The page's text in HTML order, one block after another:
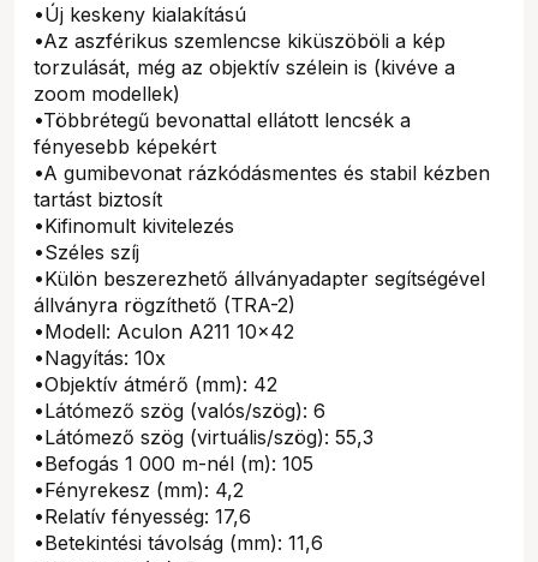
•Új keskeny kialakítású
•Az aszférikus szemlencse kiküszöböli a kép
torzulását, még az objektív szélein is (kivéve a
zoom modellek)
•Többrétegű bevonattal ellátott lencsék a
fényesebb képekért
•A gumibevonat rázkódásmentes és stabil kézben
tartást biztosít
•Kifinomult kivitelezés
•Széles szíj
•Külön beszerezhető állványadapter segítségével
állványra rögzíthető (TRA-2)
•Modell: Aculon A211 10x42
•Nagyítás: 10x
•Objektív átmérő (mm): 42
•Látómező szög (valós/szög): 6
•Látómező szög (virtuális/szög): 55,3
•Befogás 1 000 m-nél (m): 105
•Fényrekesz (mm): 4,2
•Relatív fényesség: 17,6
•Betekintési távolság (mm): 11,6